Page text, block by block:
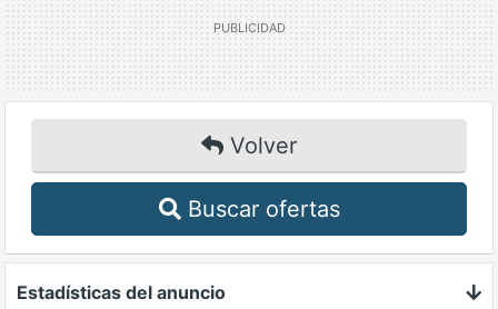
Volver
Buscar ofertas
Estadísticas del anuncio